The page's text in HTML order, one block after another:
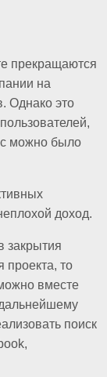
прекращаются
на
Однако это
можно было
доход.
закрытия
проекта, то
вместе
поиск